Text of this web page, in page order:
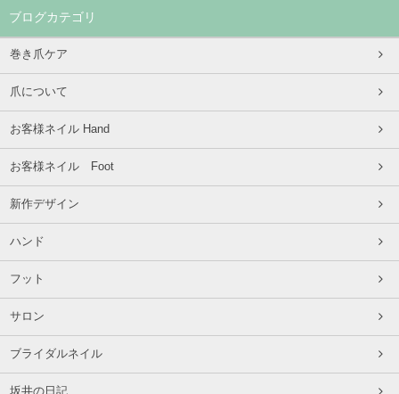
ブログカテゴリ
巻き爪ケア
爪について
お客様ネイル Hand
お客様ネイル Foot
新作デザイン
ハンド
フット
サロン
ブライダルネイル